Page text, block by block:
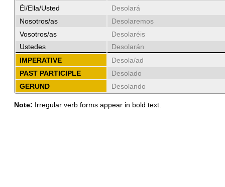
Él/Ella/Usted
Desolará
Nosotros/as
Desolaremos
Vosotros/as
Desolaréis
Ustedes
Desolarán
IMPERATIVE
Desola/ad
PAST PARTICIPLE
Desolado
GERUND
Desolando
Note: Irregular verb forms appear in bold text.